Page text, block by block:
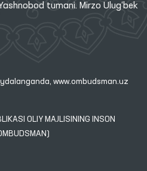
tumani. Mirzo Ulug‘bek
www.ombudsman.uz
OLIY MAJLISINING INSON